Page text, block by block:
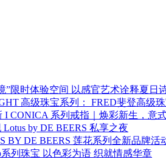
”限时体验空间 以感官艺术诠释夏日
高级珠宝系列： FRED斐登高级
I CONICA 系列戒指｜焕彩新生，意
by DE BEERS 私享之夜
BY DE BEERS 莲花系列全新品牌
列珠宝 以色彩为语 织就情感华章